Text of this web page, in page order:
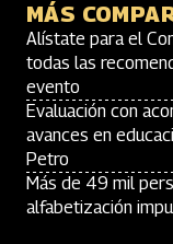
MÁS
Alístate para el
todas las
evento
Evaluación con
avances en
Petro
Más de 49 mil
alfabetización